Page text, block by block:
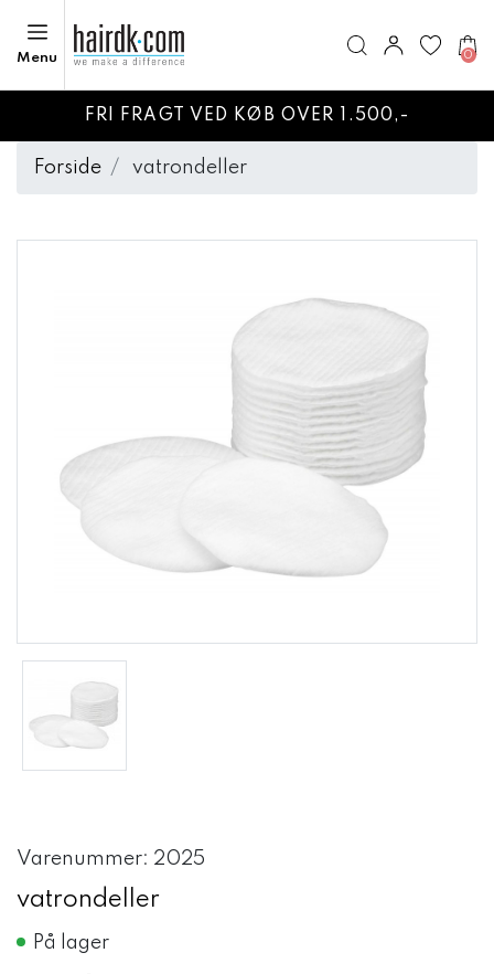
Menu 0
FRI FRAGT VED KØB OVER 1.500,-
Forside vatrondeller
Varenummer: 2025
vatrondeller
På lager